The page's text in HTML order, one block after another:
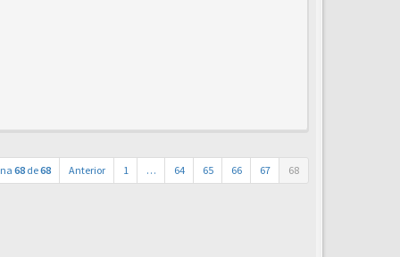
68 de68 Anterior 1 … 64 65 66 67 68